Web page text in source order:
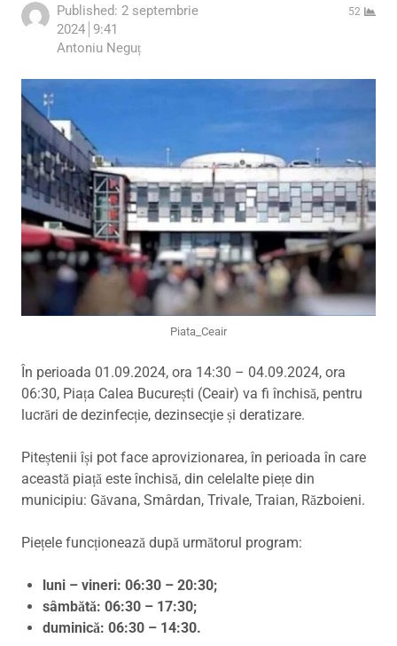
Published: 2 septembrie
2024 9:41
Author
Antoniu Neguț
52
Piata_Ceair
În perioada 01.09.2024, ora 14:30 – 04.09.2024, ora
06:30, Piața Calea București (Ceair) va fi închisă, pentru
lucrări de dezinfecție, dezinsecţie și deratizare.
Piteștenii își pot face aprovizionarea, în perioada în care
această piață este închisă, din celelalte piețe din
municipiu: Găvana, Smârdan, Trivale, Traian, Războieni.
Piețele funcționează după următorul program:
luni – vineri: 06:30 – 20:30;
sâmbătă: 06:30 – 17:30;
duminică: 06:30 – 14:30.